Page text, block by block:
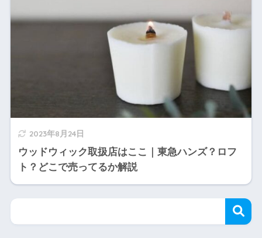
2023年8月24日
ウッドウィック取扱店はここ｜東急ハンズ？ロフ
ト？どこで売ってるか解説